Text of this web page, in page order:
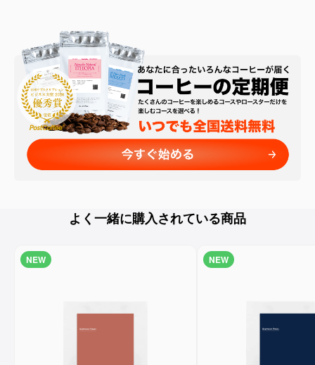
よく一緒に購入されている商品
NEW NEW